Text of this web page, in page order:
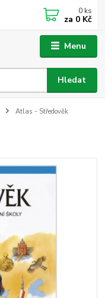
Menu
Hledat
0 ks
za 0 Kč
Atlas - Středověk